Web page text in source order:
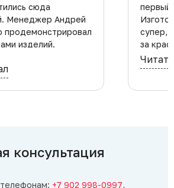
сюда
Менеджер Андрей
продемонстрировал
изделий.
к нам приехал
договор.
большой выбор
по ходу работ
сохранить
первый
супер,
за
консультация
+7 902 998-0997,